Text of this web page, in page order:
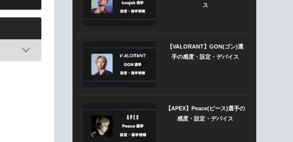
ス
【VALORANT】GON(ゴン)選
手の感度・設定・デバイス
【APEX】Peace(ピース)選手の
感度・設定・デバイス